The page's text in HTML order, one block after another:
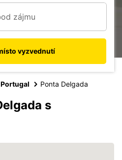
vyzvednutí
Ponta Delgada
s